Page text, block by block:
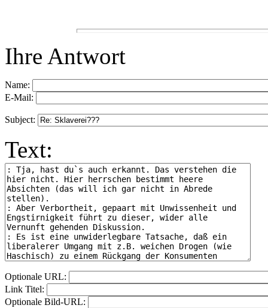
Ihre Antwort
Name:
E-Mail:
Subject:
Text:
Optionale URL:
Link Titel:
Optionale Bild-URL: